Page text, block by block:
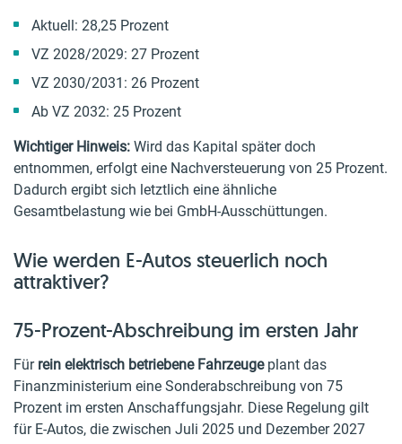
Aktuell: 28,25 Prozent
VZ 2028/2029: 27 Prozent
VZ 2030/2031: 26 Prozent
Ab VZ 2032: 25 Prozent
Wichtiger Hinweis: Wird das Kapital später doch
entnommen, erfolgt eine Nachversteuerung von 25 Prozent.
Dadurch ergibt sich letztlich eine ähnliche
Gesamtbelastung wie bei GmbH-Ausschüttungen.
Wie werden E-Autos steuerlich noch
attraktiver?
75-Prozent-Abschreibung im ersten Jahr
Für rein elektrisch betriebene Fahrzeugeplant das
Finanzministerium eine Sonderabschreibung von 75
Prozent im ersten Anschaffungsjahr. Diese Regelung gilt
für E-Autos, die zwischen Juli 2025 und Dezember 2027